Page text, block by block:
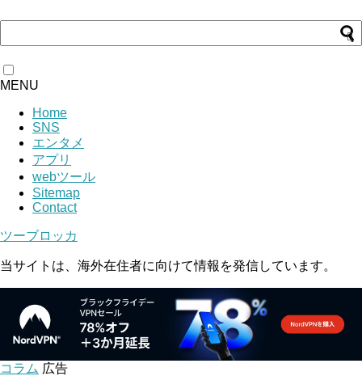
MENU
Home
SNS
エンタメ
アプリ
webツール
Sitemap
Contact
ツーブロッカ
当サイトは、海外在住者に向けて情報を発信しています。
コラム 広告